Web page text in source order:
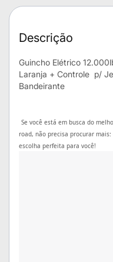
Descrição
Guincho Elétrico
Laranja + Controle p/
Bandeirante
Se você está em busca do
road, não precisa procurar
escolha perfeita para você!